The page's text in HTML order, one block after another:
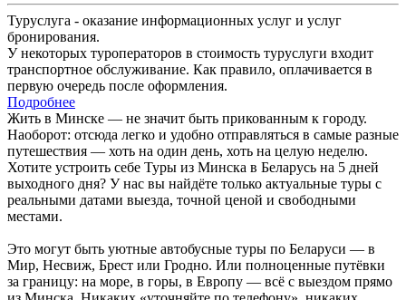
Туруслуга - оказание информационных услуг и услуг
бронирования.
У некоторых туроператоров в стоимость туруслуги входит
транспортное обслуживание. Как правило, оплачивается в
первую очередь после оформления.
Подробнее
Жить в Минске — не значит быть прикованным к городу.
Наоборот: отсюда легко и удобно отправляться в самые разные
путешествия — хоть на один день, хоть на целую неделю.
Хотите устроить себе Туры из Минска в Беларусь на 5 дней
выходного дня? У нас вы найдёте только актуальные туры с
реальными датами выезда, точной ценой и свободными
местами.
Это могут быть уютные автобусные туры по Беларуси — в
Мир, Несвиж, Брест или Гродно. Или полноценные путёвки
за границу: на море, в горы, в Европу — всё с выездом прямо